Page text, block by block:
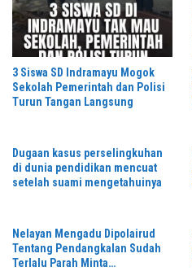
3 Siswa SD Indramayu Mogok
Sekolah Pemerintah dan Polisi
Turun Tangan Langsung
Dugaan kasus perselingkuhan
di dunia pendidikan mencuat
setelah suami mengetahuinya
Nelayan Mengadu Dipolairud
Tentang Pendangkalan Sudah
Terlalu Parah Minta